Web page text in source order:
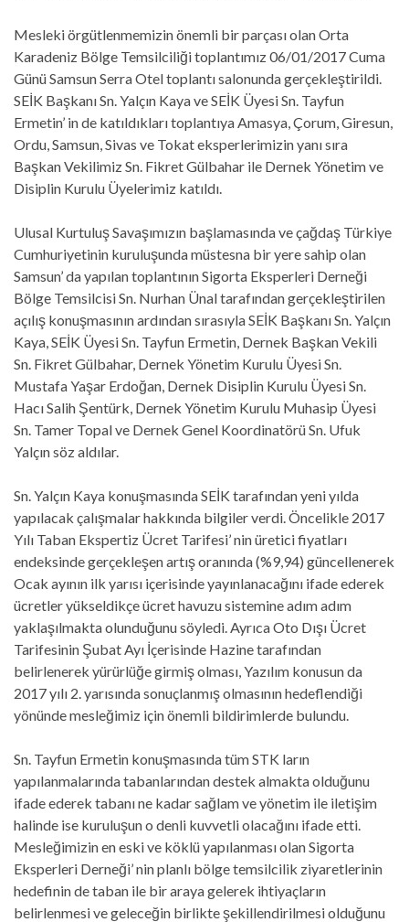
Mesleki örgütlenmemizin önemli bir parçası olan Orta
Karadeniz Bölge Temsilciliği toplantımız 06/01/2017 Cuma
Günü Samsun Serra Otel toplantı salonunda gerçekleştirildi.
SEİK Başkanı Sn. Yalçın Kaya ve SEİK Üyesi Sn. Tayfun
Ermetin’ in de katıldıkları toplantıya Amasya, Çorum, Giresun,
Ordu, Samsun, Sivas ve Tokat eksperlerimizin yanı sıra
Başkan Vekilimiz Sn. Fikret Gülbahar ile Dernek Yönetim ve
Disiplin Kurulu Üyelerimiz katıldı.
Ulusal Kurtuluş Savaşımızın başlamasında ve çağdaş Türkiye
Cumhuriyetinin kuruluşunda müstesna bir yere sahip olan
Samsun’ da yapılan toplantının Sigorta Eksperleri Derneği
Bölge Temsilcisi Sn. Nurhan Ünal tarafından gerçekleştirilen
açılış konuşmasının ardından sırasıyla SEİK Başkanı Sn. Yalçın
Kaya, SEİK Üyesi Sn. Tayfun Ermetin, Dernek Başkan Vekili
Sn. Fikret Gülbahar, Dernek Yönetim Kurulu Üyesi Sn.
Mustafa Yaşar Erdoğan, Dernek Disiplin Kurulu Üyesi Sn.
Hacı Salih Şentürk, Dernek Yönetim Kurulu Muhasip Üyesi
Sn. Tamer Topal ve Dernek Genel Koordinatörü Sn. Ufuk
Yalçın söz aldılar.
Sn. Yalçın Kaya konuşmasında SEİK tarafından yeni yılda
yapılacak çalışmalar hakkında bilgiler verdi. Öncelikle 2017
Yılı Taban Ekspertiz Ücret Tarifesi’ nin üretici fiyatları
endeksinde gerçekleşen artış oranında (%9,94) güncellenerek
Ocak ayının ilk yarısı içerisinde yayınlanacağını ifade ederek
ücretler yükseldikçe ücret havuzu sistemine adım adım
yaklaşılmakta olunduğunu söyledi. Ayrıca Oto Dışı Ücret
Tarifesinin Şubat Ayı İçerisinde Hazine tarafından
belirlenerek yürürlüğe girmiş olması, Yazılım konusun da
2017 yılı 2. yarısında sonuçlanmış olmasının hedeflendiği
yönünde mesleğimiz için önemli bildirimlerde bulundu.
Sn. Tayfun Ermetin konuşmasında tüm STK ların
yapılanmalarında tabanlarından destek almakta olduğunu
ifade ederek tabanı ne kadar sağlam ve yönetim ile iletişim
halinde ise kuruluşun o denli kuvvetli olacağını ifade etti.
Mesleğimizin en eski ve köklü yapılanması olan Sigorta
Eksperleri Derneği’ nin planlı bölge temsilcilik ziyaretlerinin
hedefinin de taban ile bir araya gelerek ihtiyaçların
belirlenmesi ve geleceğin birlikte şekillendirilmesi olduğunu